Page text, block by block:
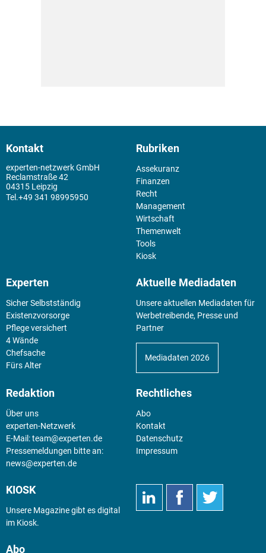
Kontakt
experten-netzwerk GmbH
Reclamstraße 42
04315 Leipzig
+49 341 98995950
Rubriken
Assekuranz
Finanzen
Recht
Management
Wirtschaft
Themenwelt
Tools
Kiosk
Experten
Sicher Selbstständig
Existenz­vorsorge
Pflege versichert
4 Wände
Chefsache
Fürs Alter
Aktuelle Mediadaten
Unsere aktuellen Mediadaten für
Werbetreibende, Presse und
Partner
Mediadaten 2026
Redaktion
Über uns
experten-Netzwerk
E-Mail:team@experten.de
Pressemeldungen bitte an:
news@experten.de
Rechtliches
Abo
Kontakt
Datenschutz
Impressum
KIOSK
Unsere Magazine gibt es digital
im Kiosk.
Abo